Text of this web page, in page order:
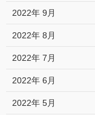
2022年 9月
2022年 8月
2022年 7月
2022年 6月
2022年 5月